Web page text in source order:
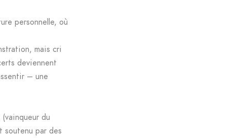
personnelle, où
mais cri
deviennent
– une
du
soutenu par des